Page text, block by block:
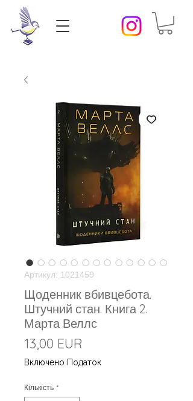
Артикул: 1021459
Щоденник вбивцебота.
Штучний стан. Книга 2.
Марта Веллс
13,00 EUR
Включено Податок
Кількість *